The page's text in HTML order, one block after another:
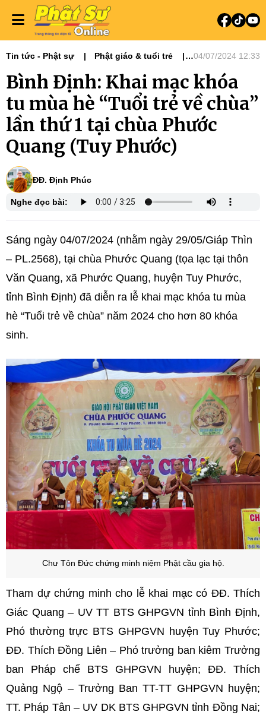
Tin tức - Phật sự
Phật giáo & tuổi trẻ
04/07/2024 12:33
Bình Định: Khai mạc khóa
tu mùa hè “Tuổi trẻ về chùa”
lần thứ 1 tại chùa Phước
Quang (Tuy Phước)
ĐĐ. Định Phúc
Nghe đọc bài:
Sáng ngày 04/07/2024 (nhằm ngày 29/05/Giáp Thìn
– PL.2568), tại chùa Phước Quang (tọa lạc tại thôn
Văn Quang, xã Phước Quang, huyện Tuy Phước,
tỉnh Bình Định) đã diễn ra lễ khai mạc khóa tu mùa
hè “Tuổi trẻ về chùa” năm 2024 cho hơn 80 khóa
sinh.
Chư Tôn Đức chứng minh niệm Phật cầu gia hộ.
Tham dự chứng minh cho lễ khai mạc có ĐĐ. Thích
Giác Quang – UV TT BTS GHPGVN tỉnh Bình Định,
Phó thường trực BTS GHPGVN huyện Tuy Phước;
ĐĐ. Thích Đồng Liên – Phó trưởng ban kiêm Trưởng
ban Pháp chế BTS GHPGVN huyện; ĐĐ. Thích
Quảng Ngộ – Trưởng Ban TT-TT GHPGVN huyện;
TT. Pháp Tân – UV DK BTS GHPGVN tỉnh Đồng Nai;